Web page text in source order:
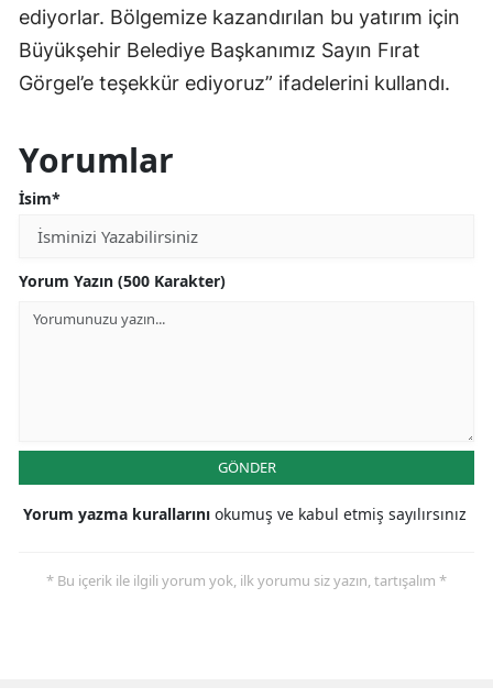
ediyorlar. Bölgemize kazandırılan bu yatırım için
Büyükşehir Belediye Başkanımız Sayın Fırat
Görgel’e teşekkür ediyoruz” ifadelerini kullandı.
Yorumlar
İsim*
Yorum Yazın (500 Karakter)
GÖNDER
Yorum yazma kurallarını okumuş ve kabul etmiş sayılırsınız
* Bu içerik ile ilgili yorum yok, ilk yorumu siz yazın, tartışalım *